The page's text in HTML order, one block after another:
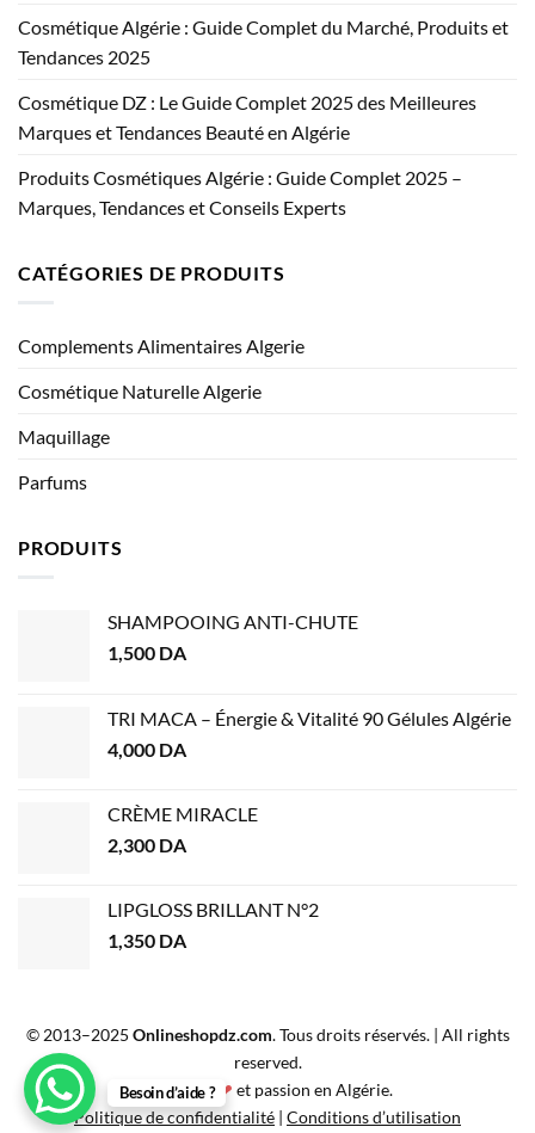
Cosmétique Algérie : Guide Complet du Marché, Produits et
Tendances 2025
Cosmétique DZ : Le Guide Complet 2025 des Meilleures
Marques et Tendances Beauté en Algérie
Produits Cosmétiques Algérie : Guide Complet 2025 –
Marques, Tendances et Conseils Experts
CATÉGORIES DE PRODUITS
Complements Alimentaires Algerie
Cosmétique Naturelle Algerie
Maquillage
Parfums
PRODUITS
SHAMPOOING ANTI-CHUTE
1,500 DA
TRI MACA – Énergie & Vitalité 90 Gélules Algérie
4,000 DA
CRÈME MIRACLE
2,300 DA
LIPGLOSS BRILLANT N°2
1,350 DA
© 2013–2025 Onlineshopdz.com. Tous droits réservés. | All rights
reserved.
Créé avec ❤ et passion en Algérie.
Politique de confidentialité | Conditions d’utilisation
Besoin d’aide ?